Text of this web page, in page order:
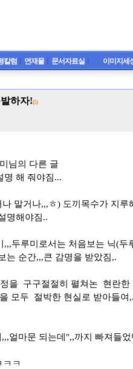
칼럼 연재물ㅣ 문서자료실 이미지세
하자!(5)
님의 다른 글
명 해 줘야짐...
말거나,,,ㅎ) 도끼목수가 지루
명해야짐..
두루미로서는 처음보는 닉(두
는 순간,,,큰 감명을 받았짐,.
을 구구절절히 펼쳐논 현란
모두 절박한 현실로 받아들여
얼마문 되는데",,까지 빠져들
ㅋ